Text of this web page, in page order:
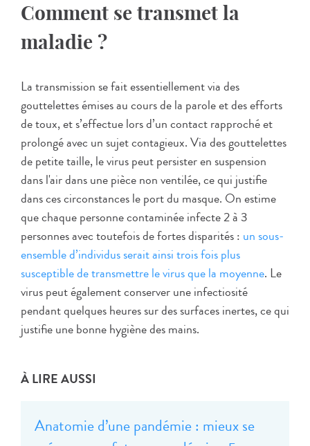
Comment se transmet la
maladie ?
La transmission se fait essentiellement via des
gouttelettes émises au cours de la parole et des efforts
de toux, et s’effectue lors d’un contact rapproché et
prolongé avec un sujet contagieux. Via des gouttelettes
de petite taille, le virus peut persister en suspension
dans l'air dans une pièce non ventilée, ce qui justifie
dans ces circonstances le port du masque. On estime
que chaque personne contaminée infecte 2 à 3
personnes avec toutefois de fortes disparités : un sous-
ensemble d’individus serait ainsi trois fois plus
susceptible de transmettre le virus que la moyenne. Le
virus peut également conserver une infectiosité
pendant quelques heures sur des surfaces inertes, ce qui
justifie une bonne hygiène des mains.
À LIRE AUSSI
Anatomie d’une pandémie : mieux se